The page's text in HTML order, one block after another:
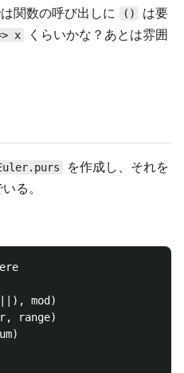
関数の呼び出しに
()
は要
x
くらいかな？あとは雰囲
を作成し、それを
る。
mod)
range)